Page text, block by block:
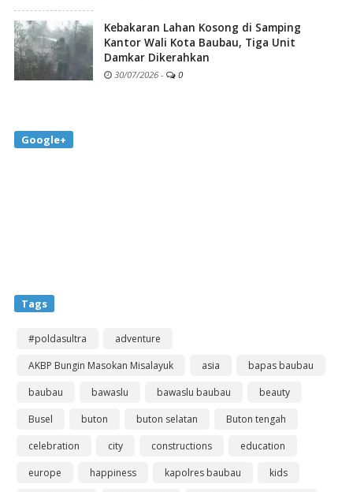
Kebakaran Lahan Kosong di Samping
Kantor Wali Kota Baubau, Tiga Unit
Damkar Dikerahkan
30/07/2026 - 0
Google+
Tags
#poldasultra
adventure
AKBP Bungin Masokan Misalayuk
asia
bapas baubau
baubau
bawaslu bawaslu baubau
beauty
Busel
buton buton selatan
Buton tengah
celebration
city constructions
education
europe
happiness kapolres baubau
kids